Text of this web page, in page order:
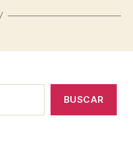
BUSCAR